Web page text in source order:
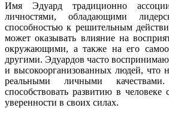
Имя Эдуард традиционно
личностями, обладающими
способностью к решительным
может оказывать влияние на
окружающими, а также на его
другими. Эдуардов часто
и высокоорганизованных людей, что
реальными личными
способствовать развитию в человеке
уверенности в своих силах.